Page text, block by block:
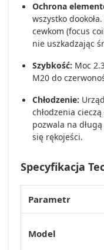
Ochrona
wszystko
cewkom (focus
nie uszkadzając
Szybkość: Moc
M20 do
Chłodzenie:
chłodzenia
pozwala na
się rękojeści.
Specyfikacja
Parametr
Model